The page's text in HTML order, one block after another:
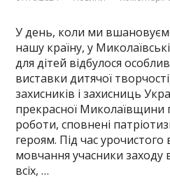
У день, коли ми
нашу країну, у
для дітей відбулося
виставки дитячої
захисників і захисниць
прекрасної Миколаївщини
роботи, сповнені
героям. Під час
мовчання учасники заходу
всіх, …